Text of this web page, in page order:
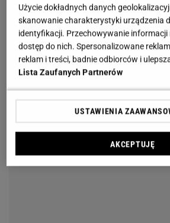
Użycie dokładnych danych
skanowanie charakterystyki urządzenia
identyfikacji. Przechowywanie informacji
dostęp do nich. Spersonalizowane
reklam i treści, badnie odbiorców i
Lista Zaufanych Partnerów
USTAWIENIA
AKCEPTUJĘ